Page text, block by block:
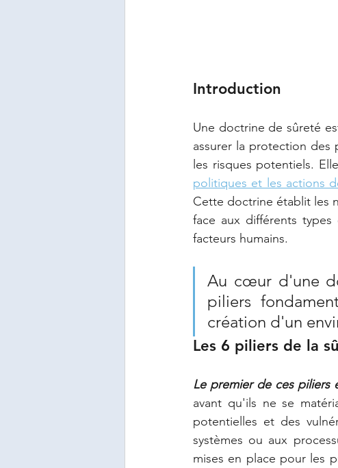
Introduction
Une doctrine de sûreté
assurer la protection des
politiques et les actions
Cette doctrine établit les
face aux différents
facteurs humains.
Au cœur d'une
piliers
création d'un
Les 6 piliers de la
Le premier de ces piliers
avant qu'ils ne se
potentielles et des
systèmes ou aux
mises en place pour les